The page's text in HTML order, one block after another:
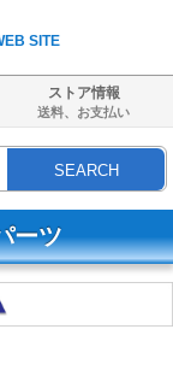
SITE
ストア情報
送料、 お支払い
SEARCH
ーツ